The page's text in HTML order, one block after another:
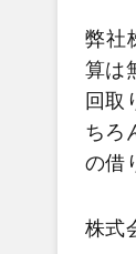
弊社
算は
回取
ちろ
の借
株式